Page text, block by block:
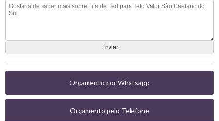
Orçamento por Whatsapp
Orçamento pelo Telefone